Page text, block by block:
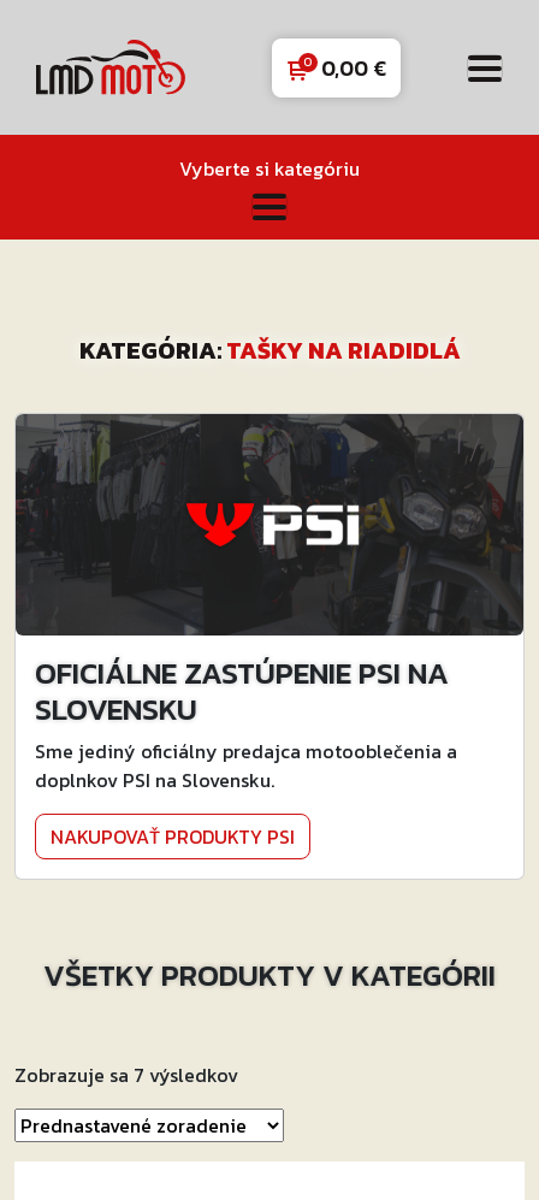
0,00€
Vyberte si kategóriu
KATEGÓRIA:TAŠKY NA RIADIDLÁ
OFICIÁLNE ZASTÚPENIE PSI NA
SLOVENSKU
Sme jediný oficiálny predajca motooblečenia a
doplnkov PSI na Slovensku.
NAKUPOVAŤ PRODUKTY PSI
VŠETKY PRODUKTY V KATEGÓRII
Zobrazuje sa 7 výsledkov